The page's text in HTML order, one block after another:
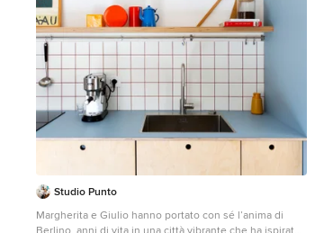
Studio Punto
Margherita e Giulio hanno portato con sé l’anima di